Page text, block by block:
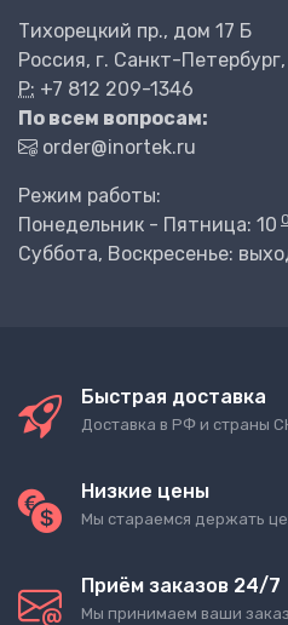
Тихорецкий пр., дом 17 Б
Россия, г. Санкт-
P: +7 812 209-1346
По всем вопросам:
order@inortek.ru
Режим работы:
Понедельник - Пятница: 10
Суббота, Воскресенье:
Быстрая доставка
Доставка в РФ и страны
Низкие цены
Мы стараемся держать
Приём заказов 24/7
Мы принимаем ваши